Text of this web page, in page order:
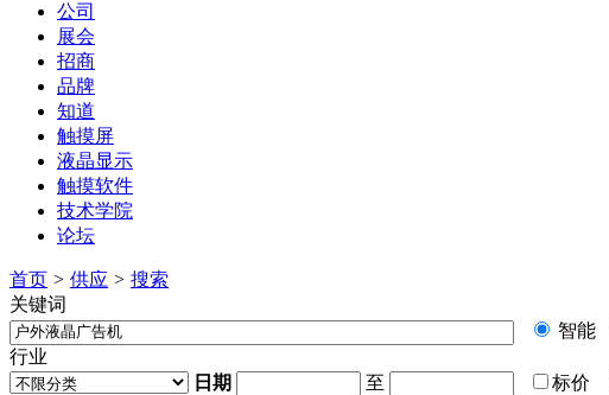
公司
展会
招商
品牌
知道
触摸屏
液晶显示
触摸软件
技术学院
论坛
首页 > 供应 > 搜索
关键词
智能
行业
日期
至 标价